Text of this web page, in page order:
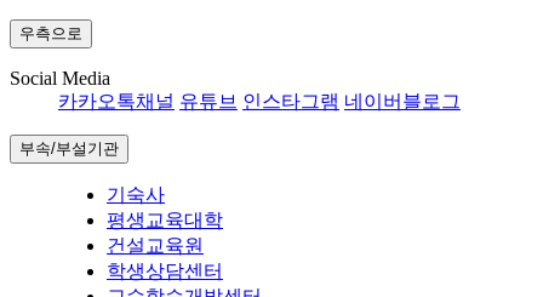
우측으로
Social Media
카카오톡채널 유튜브 인스타그램 네이버블로그
부속/부설기관
기숙사
평생교육대학
건설교육원
학생상담센터